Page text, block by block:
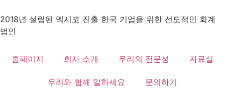
2018년 설립된 멕시코 진출 한국 기업을 위한 선도적인 회계
법인
홈페이지 회사 소개 우리의 전문성 자료실
우리와 함께 일하세요 문의하기